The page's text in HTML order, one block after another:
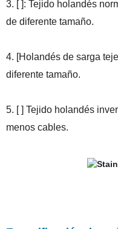
3. [ ]: Tejido holandés
de diferente tamaño.
4. [Holandés de sarga
diferente tamaño.
5. [ ] Tejido holandés
menos cables.